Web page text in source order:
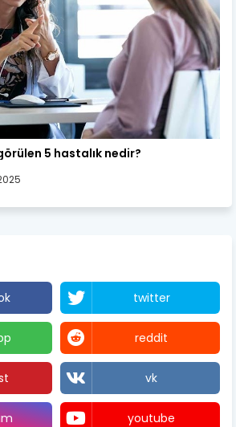
5 hastalık nedir?
twitter
reddit
vk
youtube